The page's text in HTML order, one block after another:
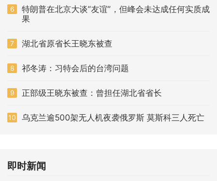
6
特朗普在北京大谈“友谊”，但峰会未达成任何实质成
果
7 湖北省原省长王晓东被查
8 祁冬涛：习特会后的台湾问题
9 正部级王晓东被查：曾担任湖北省省长
10 乌克兰逾500架无人机夜袭俄罗斯 莫斯科三人死亡
即时新闻